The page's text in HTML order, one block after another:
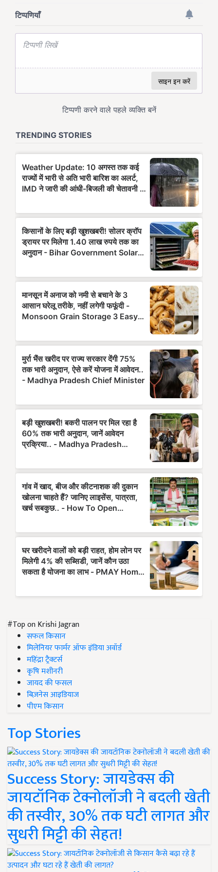
#Top on Krishi Jagran
सफल किसान
मिलेनियर फार्मर ऑफ इंडिया अवॉर्ड
महिंद्रा ट्रैक्टर्स
कृषि मशीनरी
जायद की फसल
बिज़नेस आइडियाज
पीएम किसान
Top Stories
Success Story: जायडेक्स की
जायटॉनिक टेक्नोलॉजी ने बदली खेती
की तस्वीर, 30% तक घटी लागत और
सुधरी मिट्टी की सेहत!